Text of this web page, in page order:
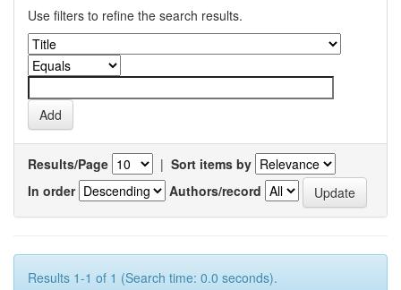
Use filters to refine the search results.
Results/Page | Sort items by
In order
Authors/record
Results 1-1 of 1 (Search time: 0.0 seconds).